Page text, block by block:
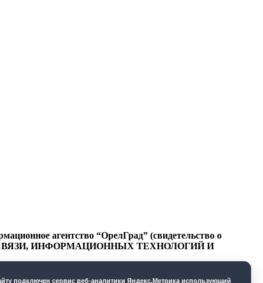
агентство “ОрелГрад” (свидетельство о
СВЯЗИ, ИНФОРМАЦИОННЫХ ТЕХНОЛОГИЙ И
подключен сервис веб-аналитики Яндекс.Метрика использующий